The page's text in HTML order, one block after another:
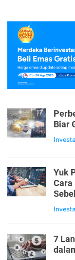
Biar
Yuk
Cara
7